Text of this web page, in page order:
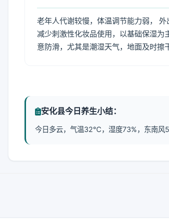
老年人代谢较慢，体温调节能力弱，
减少刺激性化妆品使用，以基础保湿
意防滑，尤其是潮湿天气，地面及时擦
安化县今日养生小结：
今日多云，气温32℃，湿度73%，东南风